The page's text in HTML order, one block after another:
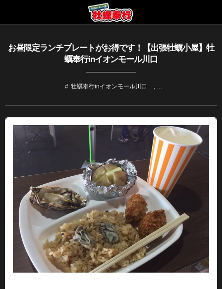
お昼限定ランチプレートがお得です！【出張牡蠣小屋】牡
蠣奉行inイオンモール川口
牡蠣奉行inイオンモール川口